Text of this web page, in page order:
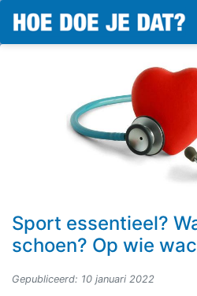
Sport essentieel?
schoen? Op wie
Gepubliceerd: 10 januari 2022